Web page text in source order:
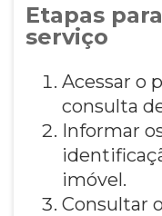
Etapas
serviço
Acessar o
consulta
Informar
imóvel.
Consultar